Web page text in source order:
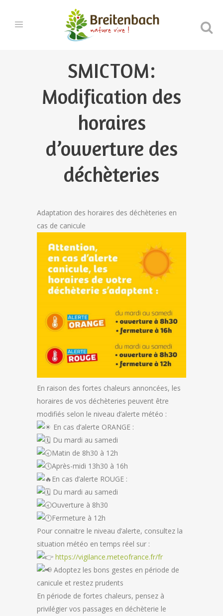
SMICTOM:
Modification des
horaires
d’ouverture des
déchèteries
Adaptation des horaires des déchèteries en
cas de canicule
En raison des fortes chaleurs annoncées, les
horaires de vos déchèteries peuvent être
modifiés selon le niveau d’alerte météo :
En cas d’alerte ORANGE :
Du mardi au samedi
Matin de 8h30 à 12h
Après-midi 13h30 à 16h
En cas d’alerte ROUGE :
Du mardi au samedi
Ouverture à 8h30
Fermeture à 12h
Pour connaitre le niveau d’alerte, consultez la
situation météo en temps réel sur :
https://vigilance.meteofrance.fr/fr
Adoptez les bons gestes en période de
canicule et restez prudents
En période de fortes chaleurs, pensez à
privilégier vos passages en déchèterie le